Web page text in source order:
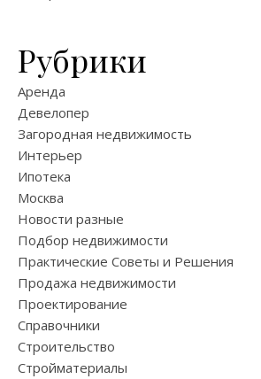
Рубрики
Аренда
Девелопер
Загородная недвижимость
Интерьер
Ипотека
Москва
Новости разные
Подбор недвижимости
Практические Советы и Решения
Продажа недвижимости
Проектирование
Справочники
Строительство
Стройматериалы